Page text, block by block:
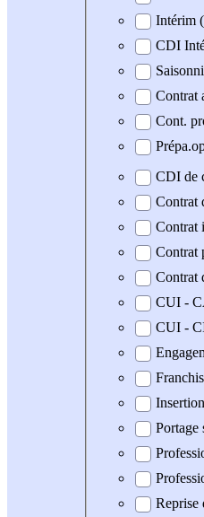
Intérim
CDI
Contrat
Cont.
CDI de
Contrat
Contrat
Contrat
Contrat
CUI -
CUI -
Portage
Reprise